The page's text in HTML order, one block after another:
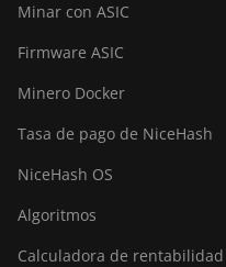
Minar con ASIC
Firmware ASIC
Minero Docker
Tasa de pago de NiceHash
NiceHash OS
Algoritmos
Calculadora de rentabilidad